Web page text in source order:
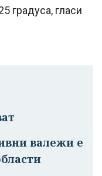
градуса, гласи
валежи е